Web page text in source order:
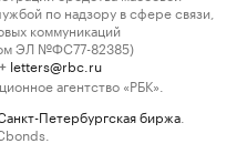
по надзору в сфере связи,
коммуникаций
ЭЛ №ФС77-82385)
letters@rbc.ru
агентство «РБК».
Петербургская биржа